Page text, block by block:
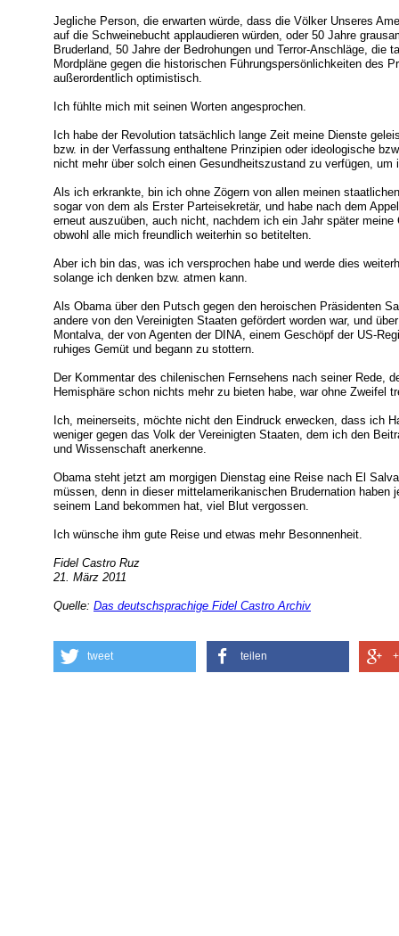
Jegliche Person, die erwarten würde, dass die Völker Unseres
auf die Schweinebucht applaudieren würden, oder 50 Jahre
Bruderland, 50 Jahre der Bedrohungen und Terror-Anschläge, die
Mordpläne gegen die historischen Führungspersönlichkeiten des
außerordentlich optimistisch.
Ich fühlte mich mit seinen Worten angesprochen.
Ich habe der Revolution tatsächlich lange Zeit meine Dienste
bzw. in der Verfassung enthaltene Prinzipien oder ideologische
nicht mehr über solch einen Gesundheitszustand zu verfügen, um
Als ich erkrankte, bin ich ohne Zögern von allen meinen
sogar von dem als Erster Parteisekretär, und habe nach dem
erneut auszuüben, auch nicht, nachdem ich ein Jahr später
obwohl alle mich freundlich weiterhin so betitelten.
Aber ich bin das, was ich versprochen habe und werde dies
solange ich denken bzw. atmen kann.
Als Obama über den Putsch gegen den heroischen Präsidenten
andere von den Vereinigten Staaten gefördert worden war, und
Montalva, der von Agenten der DINA, einem Geschöpf der US-
ruhiges Gemüt und begann zu stottern.
Der Kommentar des chilenischen Fernsehens nach seiner Rede,
Hemisphäre schon nichts mehr zu bieten habe, war ohne Zweifel
Ich, meinerseits, möchte nicht den Eindruck erwecken, dass ich
weniger gegen das Volk der Vereinigten Staaten, dem ich den
und Wissenschaft anerkenne.
Obama steht jetzt am morgigen Dienstag eine Reise nach El
müssen, denn in dieser mittelamerikanischen Brudernation haben
seinem Land bekommen hat, viel Blut vergossen.
Ich wünsche ihm gute Reise und etwas mehr Besonnenheit.
Fidel Castro Ruz
21. März 2011
Quelle: Das deutschsprachige Fidel Castro Archiv
tweet teilen